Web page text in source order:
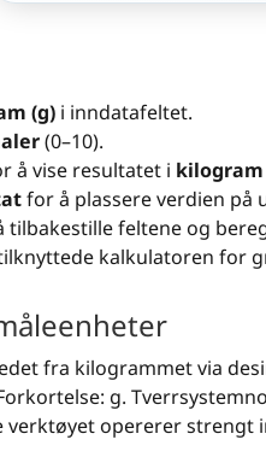
(g) i inndatafeltet.
(0–10).
å vise resultatet i kilogram
for å plassere verdien på
tilbakestille feltene og
kalkulatoren for
fra kilogrammet via
g.
opererer strengt